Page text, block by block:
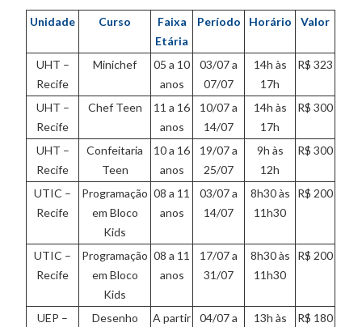
Unidade Curso
Faixa
Etária
Período Horário Valor
UHT –
Recife
Minichef
05 a 10
anos
03/07 a
07/07
14h às
17h
R$ 323
UHT –
Recife
Chef Teen
11 a 16
anos
10/07 a
14/07
14h às
17h
R$ 300
UHT –
Recife
Confeitaria
Teen
10 a 16
anos
19/07 a
25/07
9h às
12h
R$ 300
UTIC –
Recife
Programação
em Bloco
Kids
08 a 11
anos
03/07 a
14/07
8h30 às
11h30
R$ 200
UTIC –
Recife
Programação
em Bloco
Kids
08 a 11
anos
17/07 a
31/07
8h30 às
11h30
R$ 200
UEP –
Desenho
A partir
04/07 a
13h às
R$ 180